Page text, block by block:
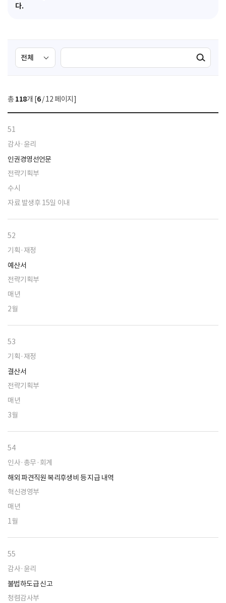
다.
검
색
선
택
색
검색실행
총 118개 [6/ 12 페이지]
51
감사·윤리
인권경영선언문
전략기획부
수시
자료 발생후 15일 이내
52
기획·재정
예산서
전략기획부
매년
2월
53
기획·재정
결산서
전략기획부
매년
3월
54
인사·총무·회계
해외 파견직원 복리후생비 등 지급 내역
혁신경영부
매년
1월
55
감사·윤리
불법하도급 신고
청렴감사부